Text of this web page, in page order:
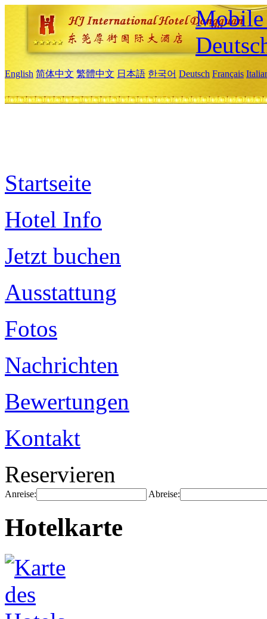
Mobile
English 简体中文 繁體中文 日本語 한국어 Deutsch Français
Startseite
Hotel Info
Jetzt buchen
Ausstattung
Fotos
Nachrichten
Bewertungen
Kontakt
Reservieren
Anreise: Abreise:
Hotelkarte